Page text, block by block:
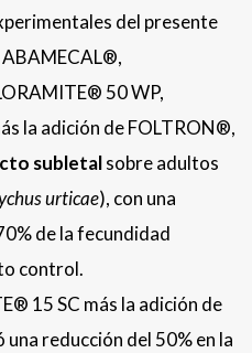
del presente
50 WP,
la adición de FOLTRON®,
subletalsobre adultos
urticae), con una
de la fecundidad
control.
15 SC más la adición de
reducción del 50% en la